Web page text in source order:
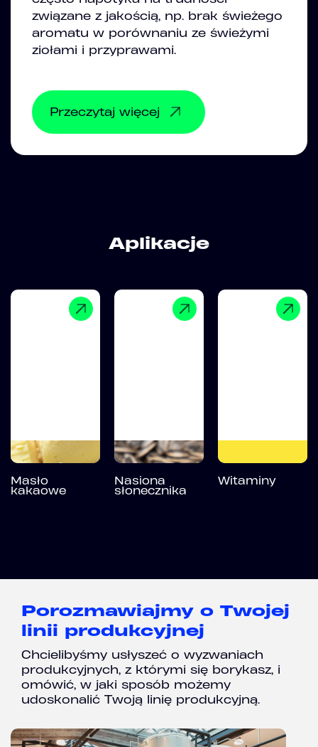
związane z jakością, np. brak świeżego
aromatu w porównaniu ze świeżymi
ziołami i przyprawami.
Przeczytaj więcej
Aplikacje
Masło
kakaowe
Nasiona
słonecznika
Witaminy
Porozmawiajmy o Twojej
linii produkcyjnej
Chcielibyśmy usłyszeć o wyzwaniach
produkcyjnych, z którymi się borykasz, i
omówić, w jaki sposób możemy
udoskonalić Twoją linię produkcyjną.